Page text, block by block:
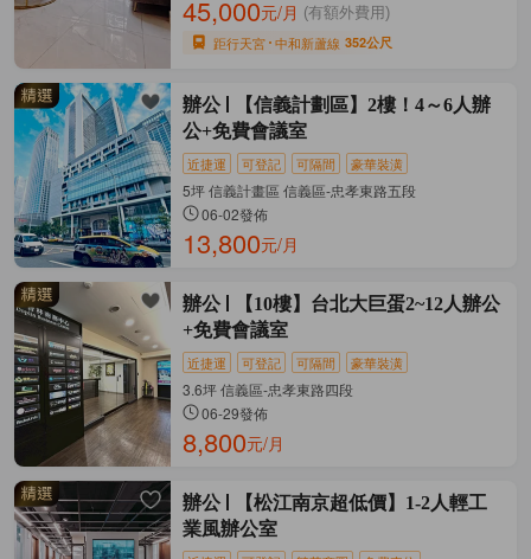
45,000元/月 (有額外費用)
距行天宮 中和新蘆線 352公尺
辦公
【信義計劃區】2樓！4～6人辦
公+免費會議室
近捷運 可登記 可隔間 豪華裝潢
5坪 信義計畫區 信義區-忠孝東路五段
06-02發佈
13,800元/月
辦公
【10樓】台北大巨蛋2~12人辦公
+免費會議室
近捷運 可登記 可隔間 豪華裝潢
3.6坪 信義區-忠孝東路四段
06-29發佈
8,800元/月
辦公
【松江南京超低價】1-2人輕工
業風辦公室